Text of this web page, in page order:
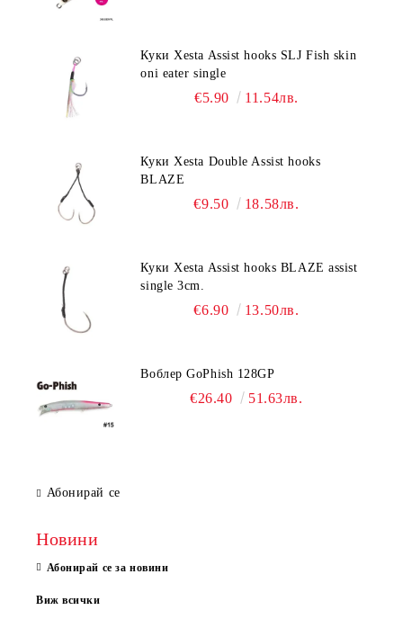
Куки Xesta Assist hooks SLJ Fish skin
oni eater single
€5.90 11.54лв.
Куки Xesta Double Assist hooks
BLAZE
€9.50 18.58лв.
Куки Xesta Assist hooks BLAZE assist
single 3cm.
€6.90 13.50лв.
Воблер GoPhish 128GP
€26.40 51.63лв.
Абонирай се
Новини
Абонирай се за новини
Виж всички